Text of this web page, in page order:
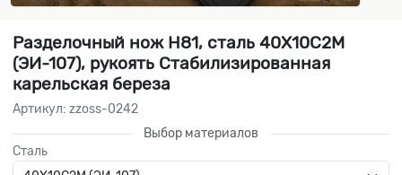
Разделочный нож Н81, сталь 40Х10С2М
(ЭИ-107), рукоять Стабилизированная
карельская береза
Артикул: zzoss-0242
Выбор материалов
Сталь